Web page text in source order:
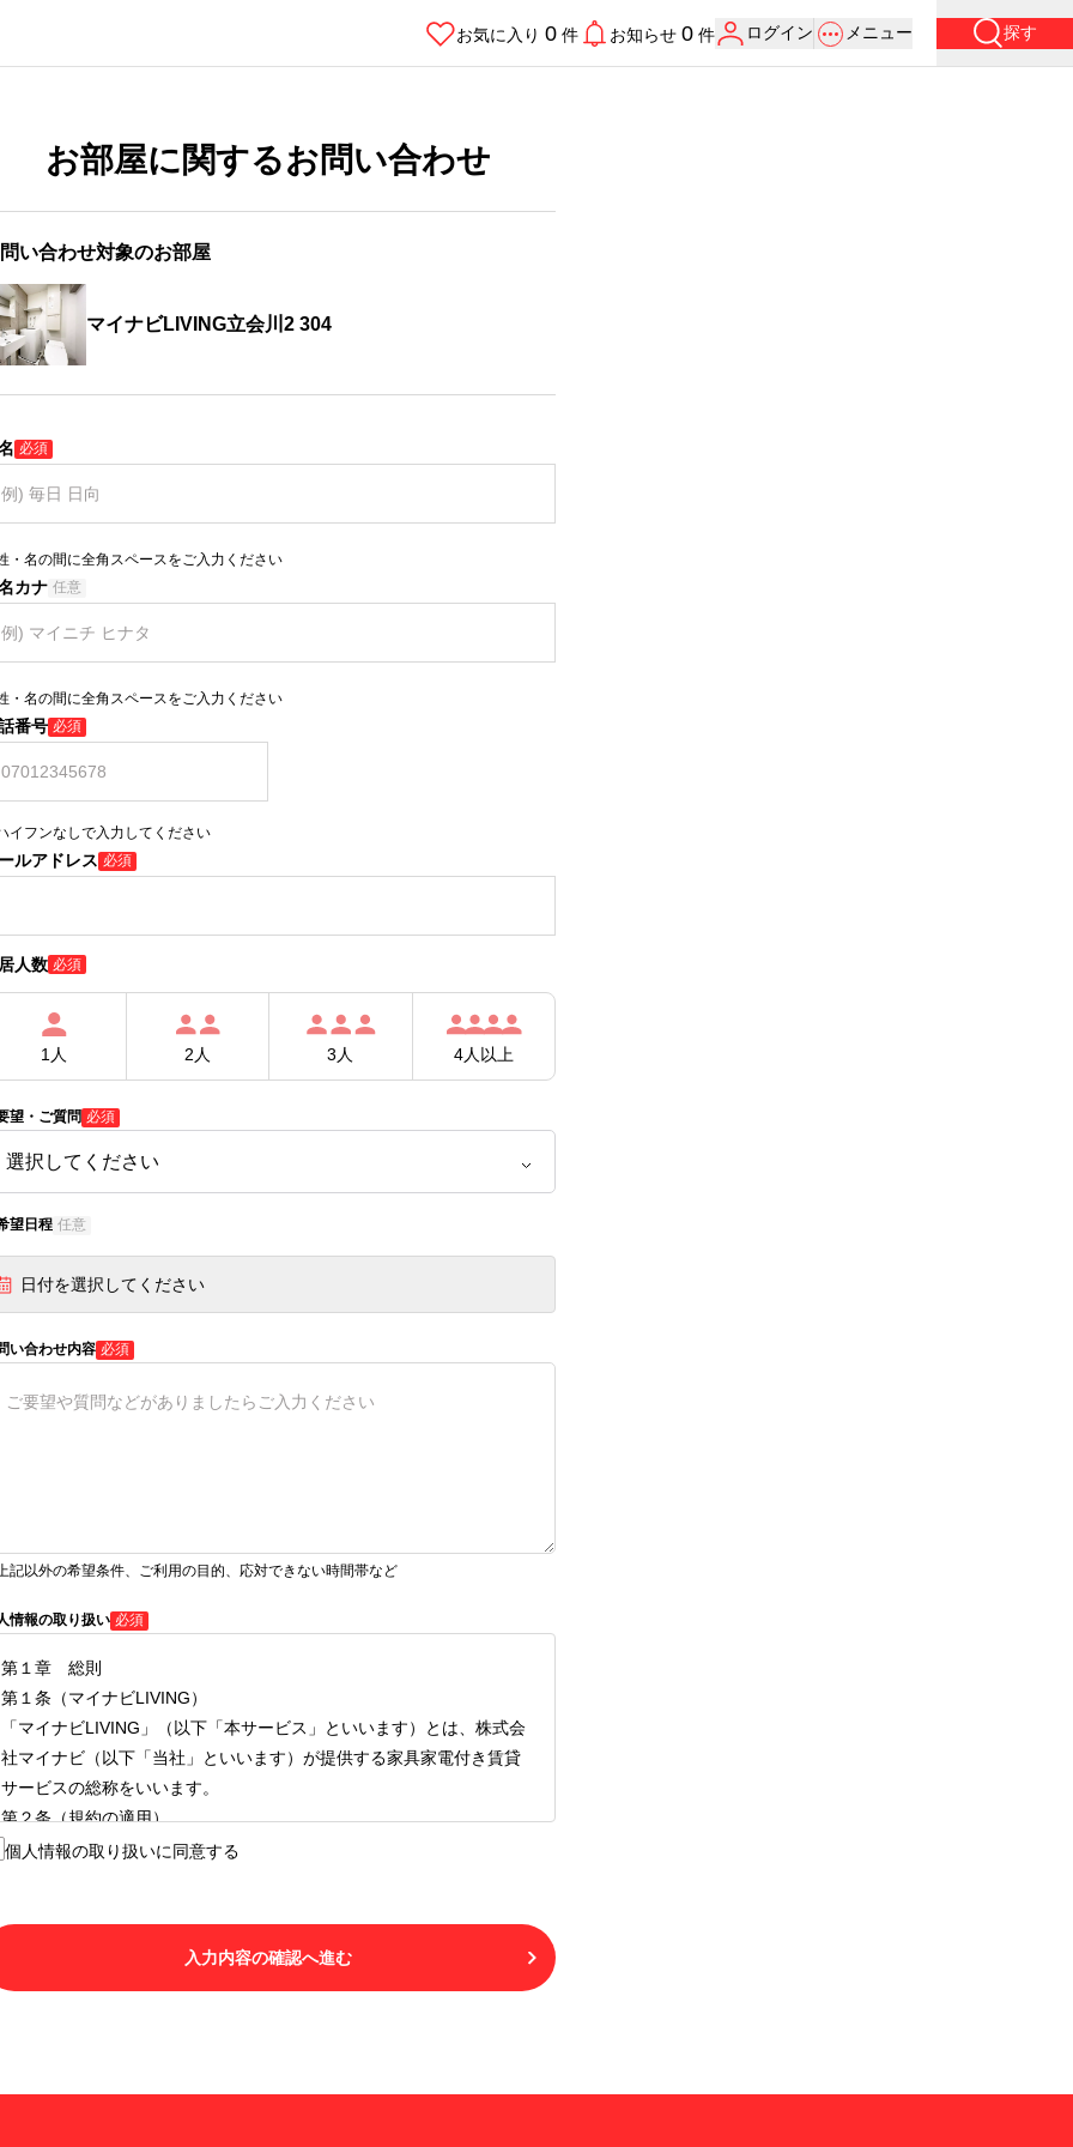
お気に入り 0 件 お知らせ 0 件 ログイン メニュー 探す
お部屋に関するお問い合わせ
い合わせ対象のお部屋
マイナビLIVING立会川2 304
必須
・名の間に全角スペースをご入力ください
カナ 任意
・名の間に全角スペースをご入力ください
番号 必須
イフンなしで入力してください
ルアドレス 必須
人数 必須
1人 2人 3人 4人以上
望・ご質問 必須
望日程 任意
日付を選択してください
い合わせ内容 必須
記以外の希望条件、ご利用の目的、応対できない時間帯など
情報の取り扱い 必須
第１章 総則
第１条（マイナビLIVING）
「マイナビLIVING」（以下「本サービス」といいます）とは、株式会
社マイナビ（以下「当社」といいます）が提供する家具家電付き賃貸
サービスの総称をいいます。
第２条（規約の適用）
１.本サービスを利用する者（以下「利用者」といいます）は、本サー
をもってのみ認められるものとし、不承諾の場合には、本サービスを
利用することはできません。
個人情報の取り扱いに同意する
入力内容の確認へ進む